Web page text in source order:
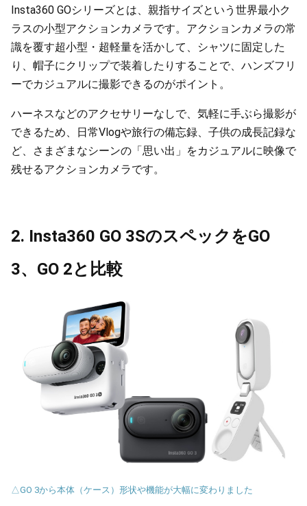
Insta360 GOシリーズとは、親指サイズという世界最小ク
ラスの小型アクションカメラです。アクションカメラの常
識を覆す超小型・超軽量を活かして、シャツに固定した
り、帽子にクリップで装着したりすることで、ハンズフリ
ーでカジュアルに撮影できるのがポイント。
ハーネスなどのアクセサリーなしで、気軽に手ぶら撮影が
できるため、日常Vlogや旅行の備忘録、子供の成長記録な
ど、さまざまなシーンの「思い出」をカジュアルに映像で
残せるアクションカメラです。
2. Insta360 GO 3SのスペックをGO
3、GO 2と比較
△GO 3から本体（ケース）形状や機能が大幅に変わりました